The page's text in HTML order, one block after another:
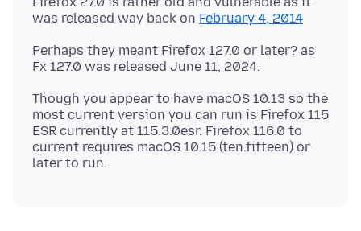
was released way back on February 4, 2014
Perhaps they meant Firefox 127.0 or later? as
Though you appear to have macOS 10.13 so the
most current version you can run is Firefox 115
ESR currently at 115.3.0esr. Firefox 116.0 to
current requires macOS 10.15 (ten.fifteen) or